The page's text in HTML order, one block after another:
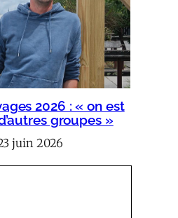
2026 : « on est
groupes »
juin 2026